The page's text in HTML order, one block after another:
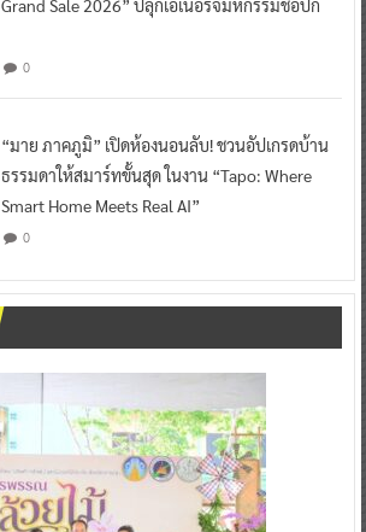
Grand Sale 2026” ปลุกเอเนอร์จี้มหกรรมช้อปก
0
“มาย ภาคภูมิ” เปิดห้องนอนลับ! ชวนอัปเกรดบ้าน
ธรรมดาให้สมาร์ทขั้นสุด ในงาน “Tapo: Where
Smart Home Meets Real AI”
0